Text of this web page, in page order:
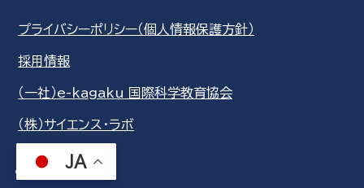
プライバシーポリシー（個人情報保護方針）
採用情報
（一社）e-kagaku 国際科学教育協会
（株）サイエンス・ラボ
share
JA